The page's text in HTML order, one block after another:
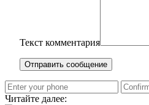
Текст комментария
Читайте далее: